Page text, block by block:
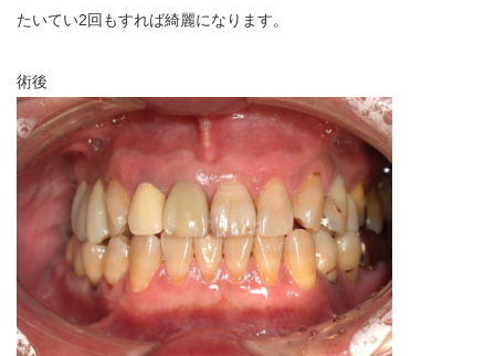
たいてい2回もすれば綺麗になります。
術後